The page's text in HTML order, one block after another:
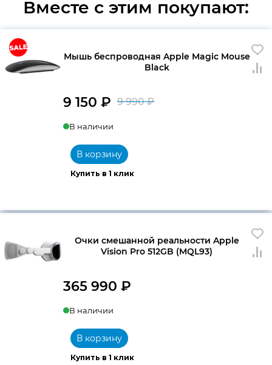
Вместе с этим покупают:
Мышь беспроводная Apple Magic Mouse
Black
9 990₽
9 150 ₽
В наличии
Купить в 1 клик
В корзину
Очки смешанной реальности Apple
Vision Pro 512GB (MQL93)
365 990 ₽
В наличии
Купить в 1 клик
В корзину